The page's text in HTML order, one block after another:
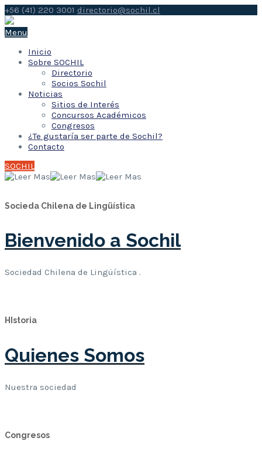
+56 (41) 220 3001 directorio@sochil.cl
Menu
Inicio
Sobre SOCHIL
Directorio
Socios Sochil
Noticias
Sitios de Interés
Concursos Académicos
Congresos
¿Te gustaría ser parte de Sochil?
Contacto
SOCHIL
Socieda Chilena de Lingüística
Bienvenido a Sochil
Sociedad Chilena de Lingüística .
HIstoria
Quienes Somos
Nuestra sociedad
Congresos